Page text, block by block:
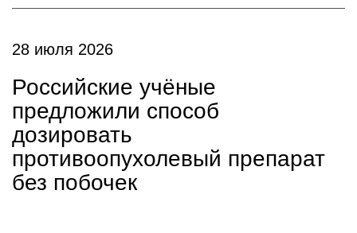
28 июля 2026
Российские учёные
предложили способ
дозировать
противоопухолевый препарат
без побочек